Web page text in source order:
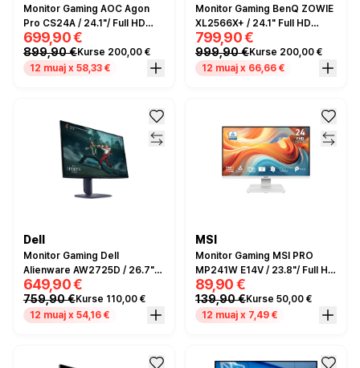
Monitor Gaming AOC Agon
Pro CS24A / 24.1"/ Full HD
Ultra-Fast TN / LED / 610 Hz /
0.5 ms /
HDMI+USB+DP+HDCP -
699,90 €
899,90 €Kurse 200,00 €
12 muaj x 58,33 €
Monitor Gaming BenQ ZOWIE
XL2566X+ / 24.1" Full HD
400Hz 0.3ms / HDMI, DP, USB
/ e zezë
799,90 €
999,90 €Kurse 200,00 €
12 muaj x 66,66 €
Dell
Monitor Gaming Dell
Alienware AW2725D / 26.7"/
Quad HD 2K QD OLED /
280Hz / 0.03ms /
HDMI+DP+USB- Blu e errët
649,90 €
759,90 €Kurse 110,00 €
12 muaj x 54,16 €
MSI
Monitor Gaming MSI PRO
MP241W E14V / 23.8"/ Full HD
VA AG / 144Hz / 1ms /
HDMI+DP - Bardhë
89,90 €
139,90 €Kurse 50,00 €
12 muaj x 7,49 €